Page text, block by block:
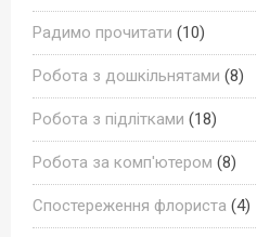
Радимо прочитати (10)
Робота з дошкільнятами (8)
Робота з підлітками (18)
Робота за комп'ютером (8)
Спостереження флориста (4)